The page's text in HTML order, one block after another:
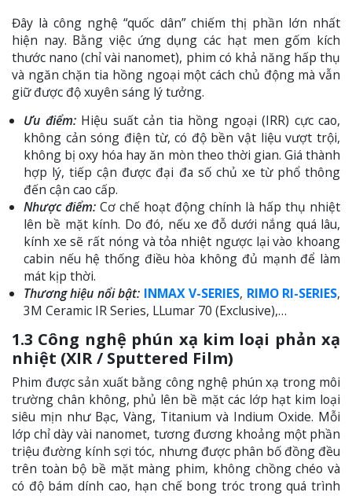
Đây là công nghệ “quốc dân” chiếm thị phần lớn nhất
hiện nay. Bằng việc ứng dụng các hạt men gốm kích
thước nano (chỉ vài nanomet), phim có khả năng hấp thụ
và ngăn chặn tia hồng ngoại một cách chủ động mà vẫn
giữ được độ xuyên sáng lý tưởng.
Ưu điểm:Hiệu suất cản tia hồng ngoại (IRR) cực cao,
không cản sóng điện từ, có độ bền vật liệu vượt trội,
không bị oxy hóa hay ăn mòn theo thời gian. Giá thành
hợp lý, tiếp cận được đại đa số chủ xe từ phổ thông
đến cận cao cấp.
Nhược điểm: Cơ chế hoạt động chính là hấp thụ nhiệt
lên bề mặt kính. Do đó, nếu xe đỗ dưới nắng quá lâu,
kính xe sẽ rất nóng và tỏa nhiệt ngược lại vào khoang
cabin nếu hệ thống điều hòa không đủ mạnh để làm
mát kịp thời.
Thương hiệu nổi bật: INMAX V-SERIES, RIMO RI-SERIES,
3M Ceramic IR Series, LLumar 70 (Exclusive),…
1.3 Công nghệ phún xạ kim loại phản xạ
nhiệt (XIR / Sputtered Film)
Phim được sản xuất bằng công nghệ phún xạ trong môi
trường chân không, phủ lên bề mặt các lớp hạt kim loại
siêu mịn như Bạc, Vàng, Titanium và Indium Oxide. Mỗi
lớp chỉ dày vài nanomet, tương đương khoảng một phần
triệu đường kính sợi tóc, nhưng được phân bố đồng đều
trên toàn bộ bề mặt màng phim, không chồng chéo và
có độ bám dính cao, hạn chế bong tróc trong quá trình